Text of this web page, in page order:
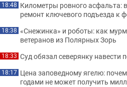
18:48 Километры ровного асфальта:
ремонт ключевого подъезда к
18:38 «Снежинка» и роботы: как
ветеранов из Полярных Зорь
18:33 Суд обязал северянку навести
18:17 Цена заповедному ягелю:
годами не может получить